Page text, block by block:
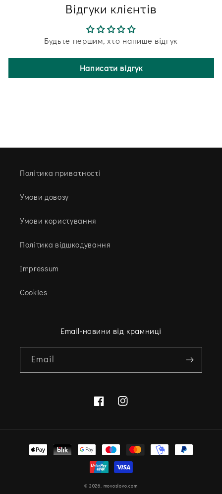
Відгуки клієнтів
Будьте першим, хто напише відгук
Написати відгук
Політика приватності
Умови довозу
Умови користування
Політика відшкодування
Impressum
Cookies
Email-новини від крамниці
Email
FacebookInstagram
Варіанти
оплати
© 2026, movoslovo.com